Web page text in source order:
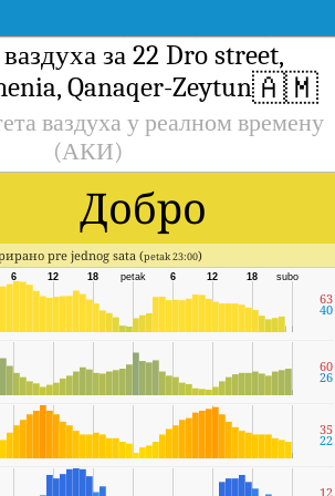
за 22 Dro street,
Qanaqer-Zeytun🇦🇲
ваздуха у реалном времену
(АКИ)
Добро
pre jednog sata (petak 23:00)
subota
18
12
6
petak
18
12
6
63
40
60
26
35
22
12